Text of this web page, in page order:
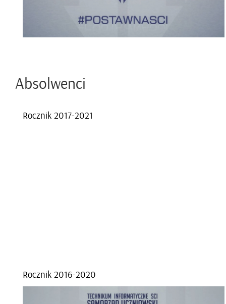
Ab­sol­wen­ci
Rocz­nik 2017-2021
Rocz­nik 2016-2020